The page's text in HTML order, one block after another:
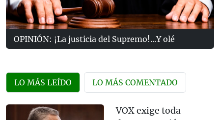
OPINIÓN: ¡La justicia del Supremo!...Y olé
LO MÁS LEÍDO LO MÁS COMENTADO
VOX exige toda